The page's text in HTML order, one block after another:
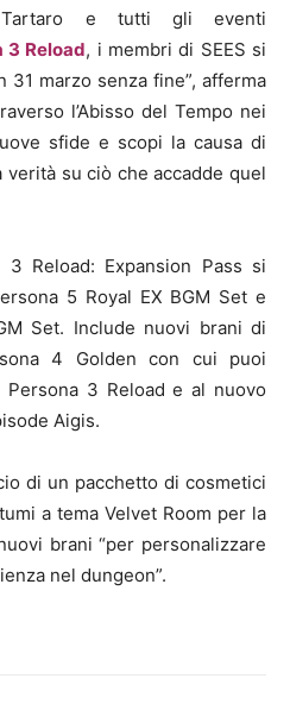
e tutti gli eventi
3 Reload, i membri di SEES si
marzo senza fine”, afferma
l’Abisso del Tempo nei
sfide e scopi la causa di
su ciò che accadde quel
Reload: Expansion Pass si
5 Royal EX BGM Set e
Set. Include nuovi brani di
4 Golden con cui puoi
3 Reload e al nuovo
Aigis.
di un pacchetto di cosmetici
a tema Velvet Room per la
brani “per personalizzare
nel dungeon”.